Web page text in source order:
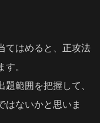
てはめると、正攻法
。
範囲を把握して、
はないかと思いま